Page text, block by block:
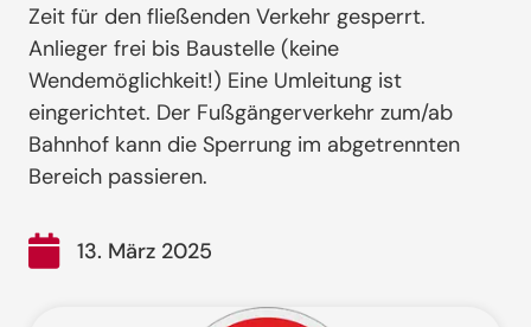
Zeit für den fließenden Verkehr gesperrt.
Anlieger frei bis Baustelle (keine
Wendemöglichkeit!) Eine Umleitung ist
eingerichtet. Der Fußgängerverkehr zum/ab
Bahnhof kann die Sperrung im abgetrennten
Bereich passieren.
13. März 2025